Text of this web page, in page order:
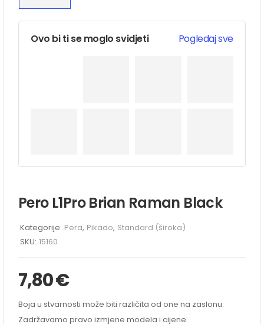
Ovo bi ti se moglo svidjeti Pogledaj sve
Pero L1Pro Brian Raman Black
Kategorije: Pera, Pikado, Standard (široka)
SKU: 15160
7,80€
Boja u stvarnosti može biti različita od one na zaslonu.
Zadržavamo pravo izmjene modela i cijene.